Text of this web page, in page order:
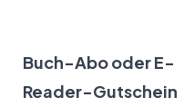
Buch-Abo oder E-
Reader-Gutschein